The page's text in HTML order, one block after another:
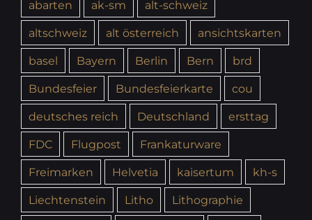
abarten ak-sm
alt-schweiz
altschweiz
alt österreich
ansichtskarten
basel
Bayern Berlin Bern
brd
Bundesfeier
Bundesfeierkarte
cou
deutsches reich
Deutschland
ersttag
FDC
Flugpost
Frankaturware
Freimarken
Helvetia kaisertum
kh-s
Liechtenstein
Litho
Lithographie